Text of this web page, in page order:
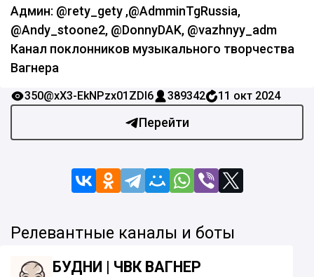
Админ: @rety_gety ,@AdmminTgRussia,
@Andy_stoone2, @DonnyDAK, @vazhnyy_adm
Канал поклонников музыкального творчества
Вагнера
Перейти
350@xX3-EkNPzx01ZDI6 389342 11 окт 2024
Релевантные каналы и боты
БУДНИ | ЧВК ВАГНЕР